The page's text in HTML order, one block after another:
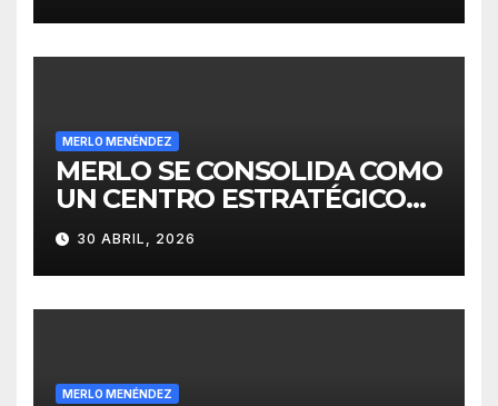
MERLO MENÉNDEZ
MERLO SE CONSOLIDA COMO
UN CENTRO ESTRATÉGICO
PARA EL DESARROLLO DE
INVERSIONES
30 ABRIL, 2026
MERLO MENÉNDEZ